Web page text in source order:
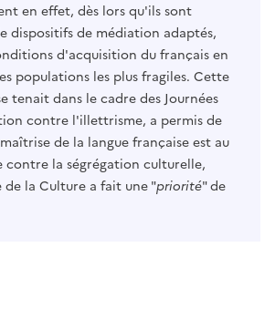
en effet, dès lors qu'ils sont
dispositifs de médiation adaptés,
d'acquisition du français en
populations les plus fragiles. Cette
tenait dans le cadre des Journées
contre l'illettrisme, a permis de
de la langue française est au
la ségrégation culturelle,
la Culture a fait une "priorité" de